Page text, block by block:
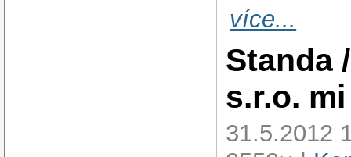
více...
Standa
s.r.o.
31.5.2012